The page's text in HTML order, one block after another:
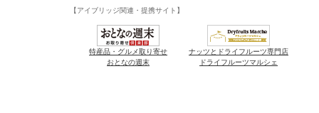
【アイブリッジ関連・提携サイト】
特産品・グルメ取り寄せ
おとなの週末
ナッツとドライフルーツ専門店
ドライフルーツマルシェ